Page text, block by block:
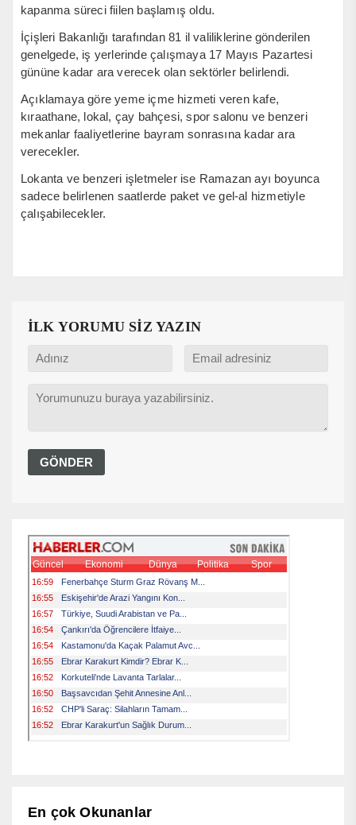
kapanma süreci fiilen başlamış oldu.
İçişleri Bakanlığı tarafından 81 il valiliklerine gönderilen
genelgede, iş yerlerinde çalışmaya 17 Mayıs Pazartesi
gününe kadar ara verecek olan sektörler belirlendi.
Açıklamaya göre yeme içme hizmeti veren kafe,
kıraathane, lokal, çay bahçesi, spor salonu ve benzeri
mekanlar faaliyetlerine bayram sonrasına kadar ara
verecekler.
Lokanta ve benzeri işletmeler ise Ramazan ayı boyunca
sadece belirlenen saatlerde paket ve gel-al hizmetiyle
çalışabilecekler.
İLK YORUMU SİZ YAZIN
En çok Okunanlar